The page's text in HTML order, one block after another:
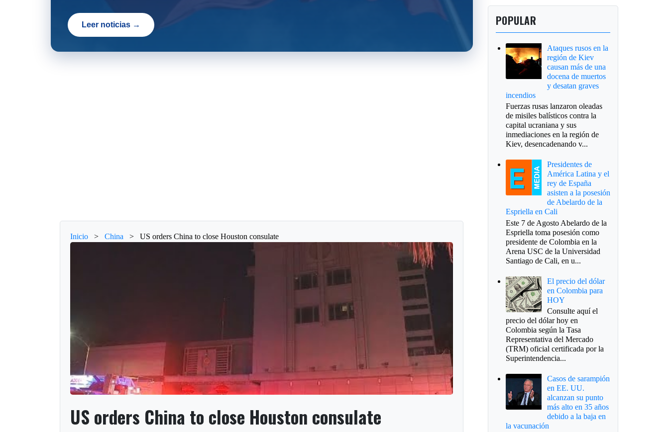
Leer noticias →
Inicio > China > US orders China to close Houston consulate
US orders China to close Houston consulate
POPULAR
Ataques rusos en la
región de Kiev
causan más de una
docena de muertos
y desatan graves
incendios
Fuerzas rusas lanzaron oleadas
de misiles balísticos contra la
capital ucraniana y sus
inmediaciones en la región de
Kiev, desencadenando v...
Presidentes de
América Latina y el
rey de España
asisten a la posesión
de Abelardo de la
Espriella en Cali
Este 7 de Agosto Abelardo de la
Espriella toma posesión como
presidente de Colombia en la
Arena USC de la Universidad
Santiago de Cali, en u...
El precio del dólar
en Colombia para
HOY
Consulte aquí el
precio del dólar hoy en
Colombia según la Tasa
Representativa del Mercado
(TRM) oficial certificada por la
Superintendencia...
Casos de sarampión
en EE. UU.
alcanzan su punto
más alto en 35 años
debido a la baja en
la vacunación